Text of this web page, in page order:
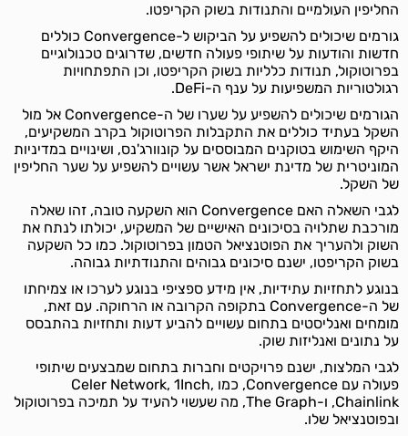
החליפין העולמיים והתנודות בשוק הקריפטו.
גורמים שיכולים להשפיע על הביקוש ל-Convergence כוללים
חדשות והודעות על שיתופי פעולה חדשים, שדרוגים טכנולוגיים
בפרוטוקול, תנודות כלליות בשוק הקריפטו, וכן התפתחויות
רגולטוריות המשפיעות על ענף ה-DeFi.
הגורמים שיכולים להשפיע על שערו של ה-Convergence אל מול
השקל בעתיד כוללים את התקבלות הפרוטוקול בקרב המשקיעים,
היקף השימוש בטוקנים המבוססים על קונוורג'נס, ושינויים במדיניות
המוניטרית של מדינת ישראל אשר עשויים להשפיע על שער החליפין
של השקל.
לגבי השאלה האם Convergence הוא השקעה טובה, זהו שאלה
מורכבת שתלויה בסיכונים האישיים של המשקיע, יכולתו לנתח את
השוק ולהעריך את הפוטנציאל הטמון בפרוטוקול. כמו כל השקעה
בשוק הקריפטו, ישנם סיכונים גבוהים והתנודתיות גבוהה.
בנוגע לתחזיות עתידיות, אין מידע ספציפי בנוגע לערכו או צמיחתו
של ה-Convergence בתקופה הקרובה או הרחוקה. עם זאת,
מומחים ואנליסטים בתחום עשויים להביע דעות ותחזיות בהתבסס
על נתונים ואנליזות שוק.
לגבי המלצות, ישנם פרויקטים וחברות בתחום שמבצעים שיתופי
פעולה עם Convergence, כמו Celer Network, 1Inch,
Chainlink, ו-The Graph, מה שעשוי להעיד על תמיכה בפרוטוקול
ובפוטנציאל שלו.